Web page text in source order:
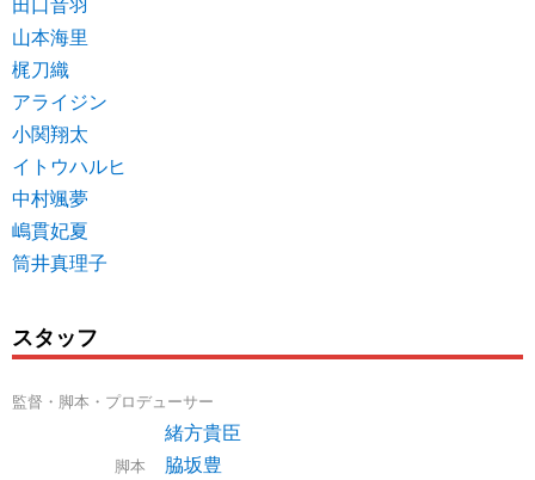
山本海里
梶刀織
アライジン
小関翔太
イトウハルヒ
中村颯夢
嶋貫妃夏
筒井真理子
スタッフ
監督・脚本・プロデューサー
緒方貴臣
脚本 脇坂豊